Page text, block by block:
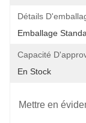
Détails
Emballage
Capacité
En Stock
Mettre en